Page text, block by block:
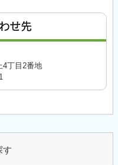
丁目2番地
す